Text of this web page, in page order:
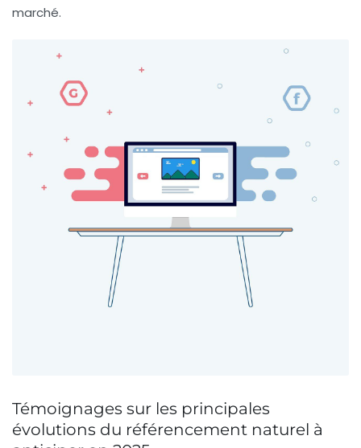
marché.
Témoignages sur les principales
évolutions du référencement naturel à